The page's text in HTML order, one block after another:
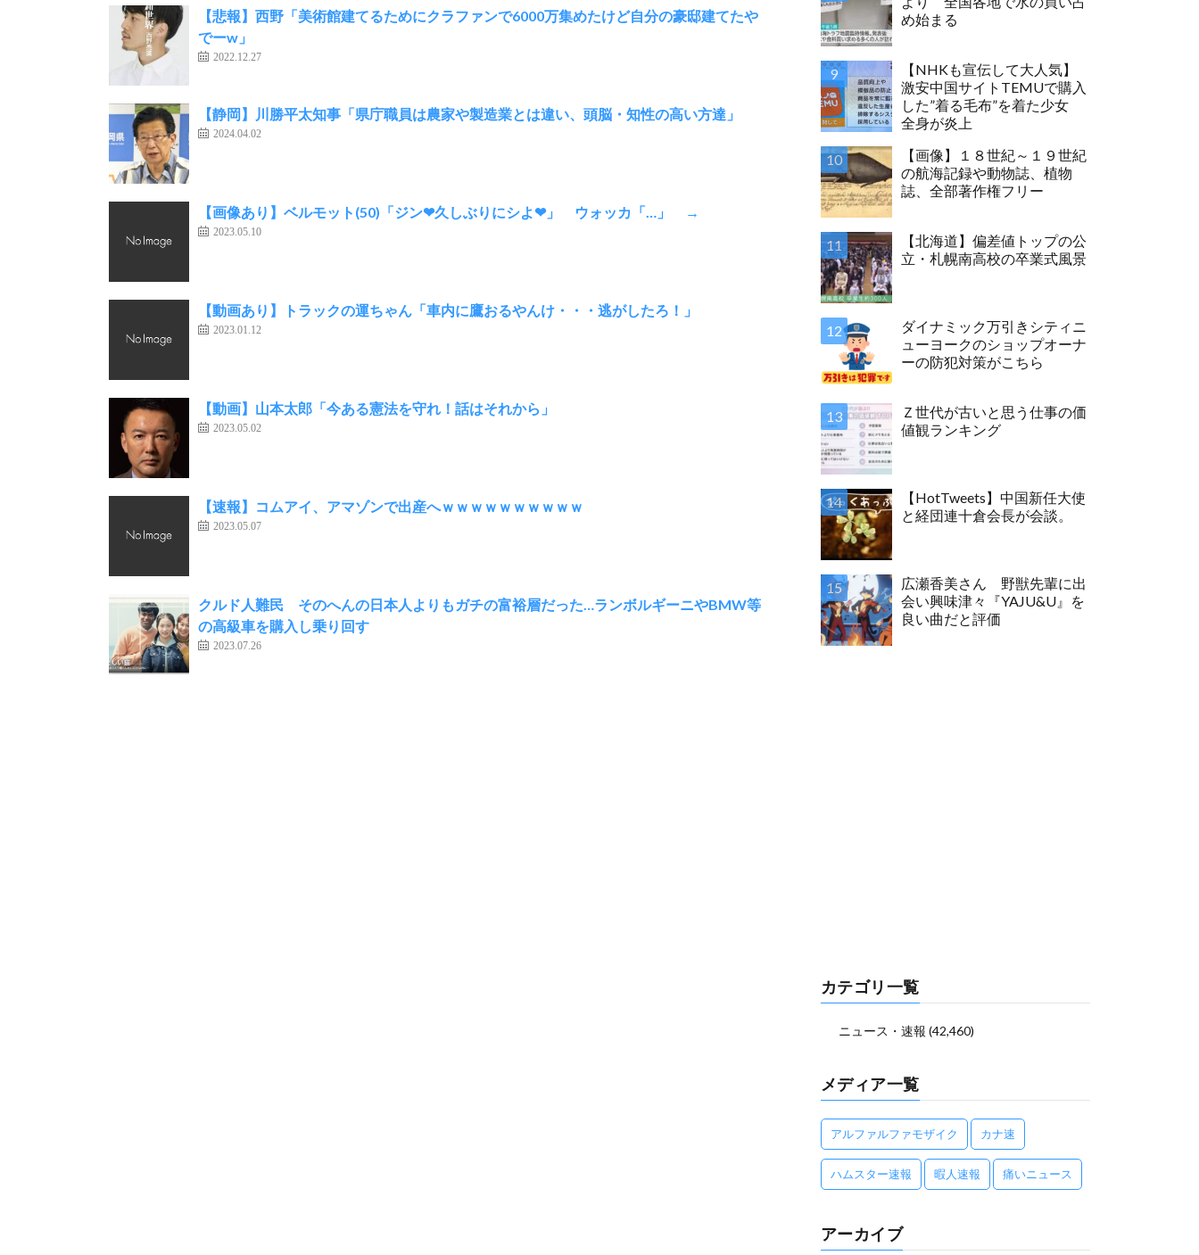
【悲報】西野「美術館建てるためにクラファンで6000万集めたけど自分の豪邸建てたや
でーw」
2022.12.27
【静岡】川勝平太知事「県庁職員は農家や製造業とは違い、頭脳・知性の高い方達」
2024.04.02
【画像あり】ベルモット(50)「ジン❤久しぶりにシよ❤」 ウォッカ「…」 →
2023.05.10
【動画あり】トラックの運ちゃん「車内に鷹おるやんけ・・・逃がしたろ！」
2023.01.12
【動画】山本太郎「今ある憲法を守れ！話はそれから」
2023.05.02
【速報】コムアイ、アマゾンで出産へｗｗｗｗｗｗｗｗｗｗ
2023.05.07
クルド人難民 そのへんの日本人よりもガチの富裕層だった…ランボルギーニやBMW等
の高級車を購入し乗り回す
2023.07.26
め始まる
【NHKも宣伝して大人気】
激安中国サイトTEMUで購入
した”着る毛布”を着た少女
全身が炎上
【画像】１８世紀～１９世紀
の航海記録や動物誌、植物
誌、全部著作権フリー
【北海道】偏差値トップの公
立・札幌南高校の卒業式風景
ダイナミック万引きシティニ
ューヨークのショップオーナ
ーの防犯対策がこちら
Ｚ世代が古いと思う仕事の価
値観ランキング
【HotTweets】中国新任大使
と経団連十倉会長が会談。
広瀬香美さん 野獣先輩に出
会い興味津々『YAJU&U』を
良い曲だと評価
カテゴリ一覧
ニュース・速報 (42,460)
メディア一覧
アルファルファモザイク カナ速
ハムスター速報 暇人速報 痛いニュース
アーカイブ